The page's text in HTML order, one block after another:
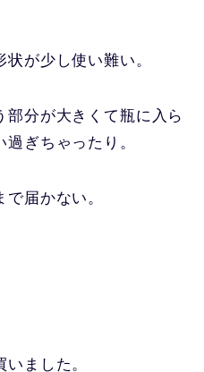
が少し使い難い。
分が大きくて瓶に入ら
ぎちゃったり。
届かない。
ました。